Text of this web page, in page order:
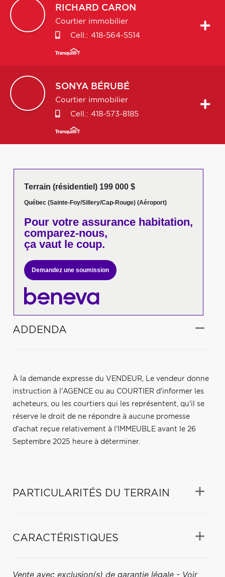
RICHARD CARON
Courtier immobilier
Cell.: 418-564-5514
SONYA BÉRUBÉ
Courtier immobilier
Cell.: 418-573-8185
Terrain (résidentiel) 199 000 $
Québec (Sainte-Foy/Sillery/Cap-Rouge) (Aéroport)
Pour votreassurance habitation,
comparez-nous,
ça vaut le coup.
Demandez une soumission
ADDENDA
À la demande expresse du VENDEUR, Le vendeur donne
instruction à l'AGENCE ou au COURTIER d'informer les
acheteurs, ou les courtiers qui les représentent, qu'il se
réserve le droit de ne répondre à aucune promesse
d'achat reçue relativement à l'IMMEUBLE avant le 26
Septembre 2025 heure à déterminer.
PARTICULARITÉS DU TERRAIN
CARACTÉRISTIQUES
Vente avec exclusion(s) de garantie légale - Voir